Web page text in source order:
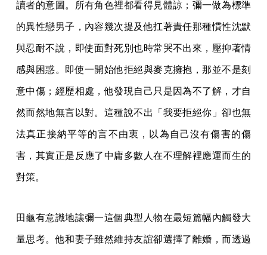
讀者的意圖。所有角色裡都看得見體諒；彌一做為標準
的異性戀男子，內容幾次提及他扛著責任那種慣性沈默
與忍耐不說，即使面對死別也時常哭不出來，壓抑著情
感與困惑。即使一開始他拒絕與麥克擁抱，那並不是刻
意中傷；經歷相處，他發現自己只是因為不了解，才自
然而然地無言以對。這種說不出「我要拒絕你」卻也無
法真正接納平等的言不由衷，以為自己沒有傷害的傷
害，其實正是反應了中庸多數人在不理解裡應運而生的
對策。
田龜有意識地讓彌一這個典型人物在最短篇幅內觸發大
量思考。他和妻子雖然維持友誼卻選擇了離婚，而透過